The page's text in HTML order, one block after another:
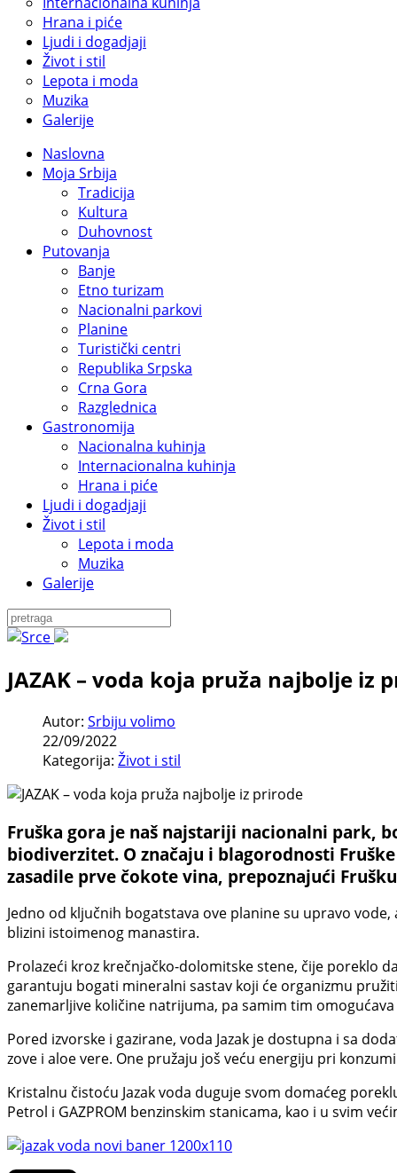
Hrana i piće
Ljudi i dogadjaji
Život i stil
Lepota i moda
Muzika
Galerije
Naslovna
Moja Srbija
Tradicija
Kultura
Duhovnost
Putovanja
Banje
Etno turizam
Nacionalni parkovi
Planine
Turistički centri
Republika Srpska
Crna Gora
Razglednica
Gastronomija
Nacionalna kuhinja
Internacionalna kuhinja
Hrana i piće
Ljudi i dogadjaji
Život i stil
Lepota i moda
Muzika
Galerije
JAZAK – voda koja pruža najbolje iz
Autor: Srbiju volimo
22/09/2022
Kategorija: Život i stil
Fruška gora je naš najstariji nacionalni park,
biodiverzitet. O značaju i blagorodnosti
zasadile prve čokote vina, prepoznajući
Jedno od ključnih bogatstava ove planine su upravo
blizini istoimenog manastira.
Prolazeći kroz krečnjačko-dolomitske stene, čije poreklo
garantuju bogati mineralni sastav koji će organizmu
zanemarljive količine natrijuma, pa samim tim
Pored izvorske i gazirane, voda Jazak je dostupna i sa
zove i aloe vere. One pružaju još veću energiju pri
Kristalnu čistoću Jazak voda duguje svom domaćeg
Petrol i GAZPROM benzinskim stanicama, kao i u svim